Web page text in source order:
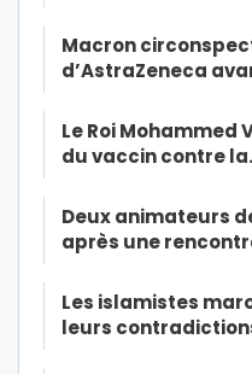
Macron
d’AstraZeneca
Le Roi Mohammed
du vaccin contre
Deux animateurs
après une
Les islamistes
leurs